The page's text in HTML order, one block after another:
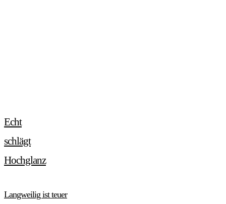
Echt
schlägt
Hochglanz
Langweilig ist teuer